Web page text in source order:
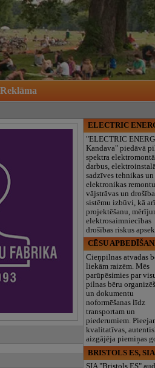
Reklāma
ELECTRIC
"ELECTRIC
Kandava" piedāvā
spektra
darbus,
sadzīves tehnikas un
elektronikas
vājstrāvas un
sistēmu izbūvi, kā arī
projektēšanu,
elektrosaimniecības
drošības riskus
CĒSU
Cieņpilnas atvadas
liekām raizēm. Mēs
parūpēsimies par
pilnas bēru
un dokumentu
noformēšanas līdz
transportam un
piederumiem.
kvalitatīvas,
aizgājēja piemiņas
BRISTOLS ES, SIA